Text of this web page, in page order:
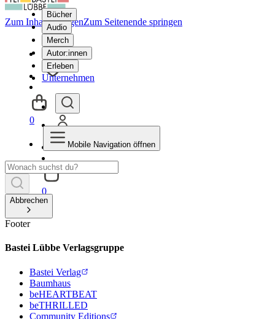
Bücher
Audio
Merch
Autor:innen
Erleben
Unternehmen
0
Zum Inhalt springenZum Seitenende springen
0
Mobile Navigation öffnen
Abbrechen
Footer
Bastei Lübbe Verlagsgruppe
Bastei Verlag
Baumhaus
beHEARTBEAT
beTHRILLED
Community Editions